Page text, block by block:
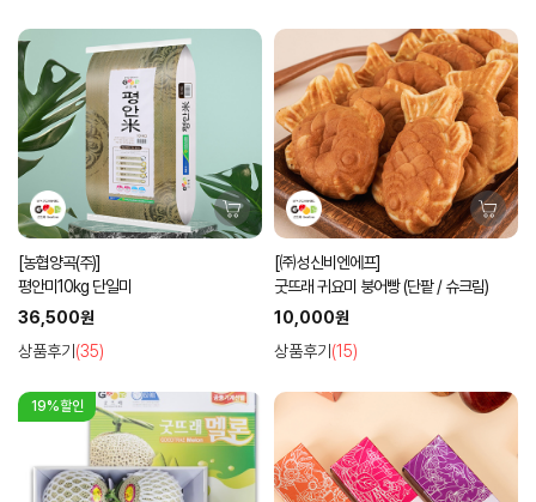
[농협양곡(주)]
평안미10kg 단일미
36,500원
상품후기 (35)
[㈜성신비엔에프]
굿뜨래 귀요미 붕어빵 (단팥 / 슈크림)
10,000원
상품후기 (15)
19%할인